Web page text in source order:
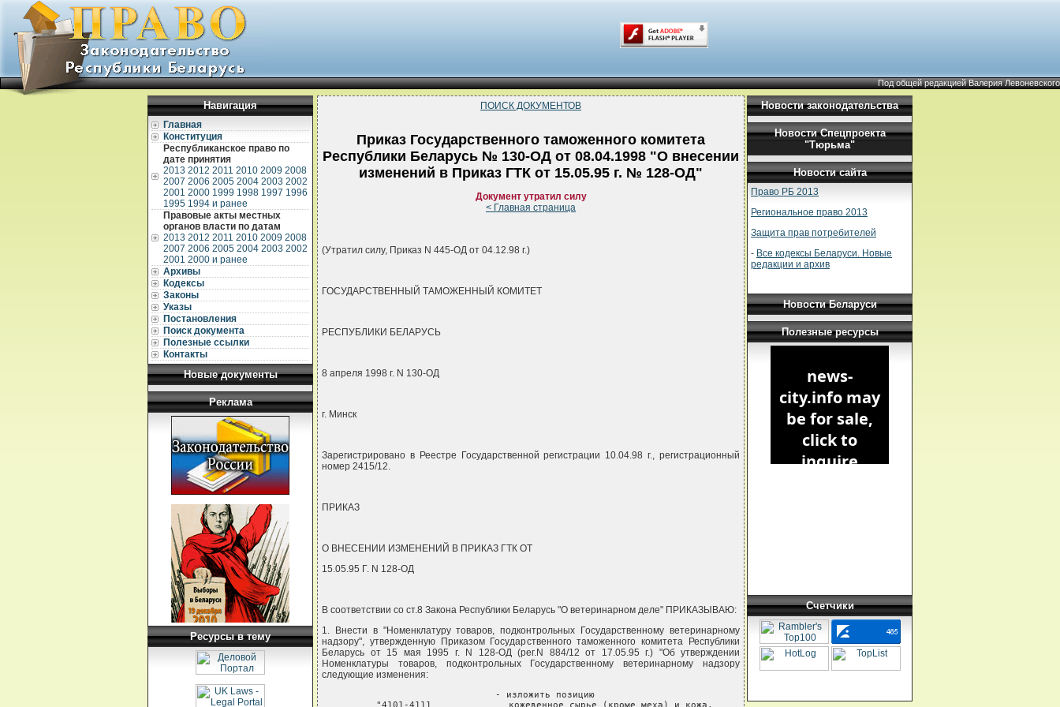
Под общей редакцией Валерия Левоневского
Навигация
Главная
Конституция
Республиканское право по
дате принятия
2013 2012 2011 2010 2009 2008
2007 2006 2005 2004 2003 2002
2001 2000 1999 1998 1997 1996
1995 1994 и ранее
Правовые акты местных
органов власти по датам
2013 2012 2011 2010 2009 2008
2007 2006 2005 2004 2003 2002
2001 2000 и ранее
Архивы
Кодексы
Законы
Указы
Постановления
Поиск документа
Полезные ссылки
Контакты
Новые документы
Реклама
Ресурсы в тему
ПОИСК ДОКУМЕНТОВ
Приказ Государственного таможенного комитета
Республики Беларусь № 130-ОД от 08.04.1998 "О внесении
изменений в Приказ ГТК от 15.05.95 г. № 128-ОД"
Документ утратил силу
< Главная страница
(Утратил силу, Приказ N 445-ОД от 04.12.98 г.)
ГОСУДАРСТВЕННЫЙ ТАМОЖЕННЫЙ КОМИТЕТ
РЕСПУБЛИКИ БЕЛАРУСЬ
8 апреля 1998 г. N 130-ОД
г. Минск
Зарегистрировано в Реестре Государственной регистрации 10.04.98 г., регистрационный
номер 2415/12.
ПРИКАЗ
О ВНЕСЕНИИ ИЗМЕНЕНИЙ В ПРИКАЗ ГТК ОТ
15.05.95 Г. N 128-ОД
В соответствии со ст.8 Закона Республики Беларусь "О ветеринарном деле" ПРИКАЗЫВАЮ:
1. Внести в "Номенклатуру товаров, подконтрольных Государственному ветеринарному
надзору", утвержденную Приказом Государственного таможенного комитета Республики
Беларусь от 15 мая 1995 г. N 128-ОД (рег.N 884/12 от 17.05.95 г.) "Об утверждении
Номенклатуры товаров, подконтрольных Государственному ветеринарному надзору
следующие изменения:
     - изложить позицию
Новости законодательства
Новости Спецпроекта
"Тюрьма"
Новости сайта
Право РБ 2013
Региональное право 2013
Защита прав потребителей
- Все кодексы Беларуси. Новые
редакции и архив
Новости Беларуси
Полезные ресурсы
Счетчики